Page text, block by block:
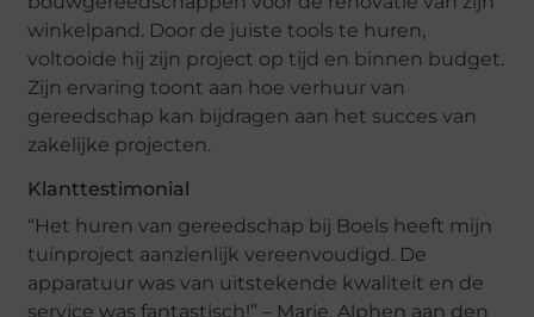
winkelpand. Door de juiste tools te huren,
voltooide hij zijn project op tijd en binnen budget.
Zijn ervaring toont aan hoe verhuur van
gereedschap kan bijdragen aan het succes van
zakelijke projecten.
Klanttestimonial
“Het huren van gereedschap bij Boels heeft mijn
tuinproject aanzienlijk vereenvoudigd. De
apparatuur was van uitstekende kwaliteit en de
service was fantastisch!” – Marie, Alphen aan den